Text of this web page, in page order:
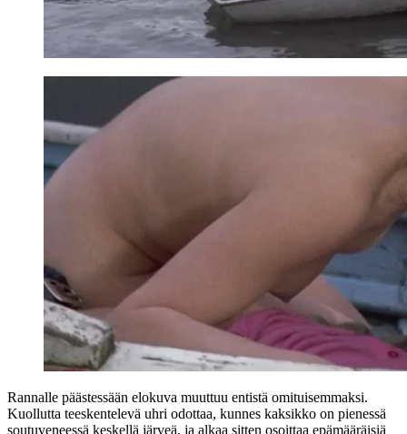
Rannalle päästessään elokuva muuttuu entistä omituisemmaksi.
Kuollutta teeskentelevä uhri odottaa, kunnes kaksikko on pienessä
soutuveneessä keskellä järveä, ja alkaa sitten osoittaa epämääräisiä